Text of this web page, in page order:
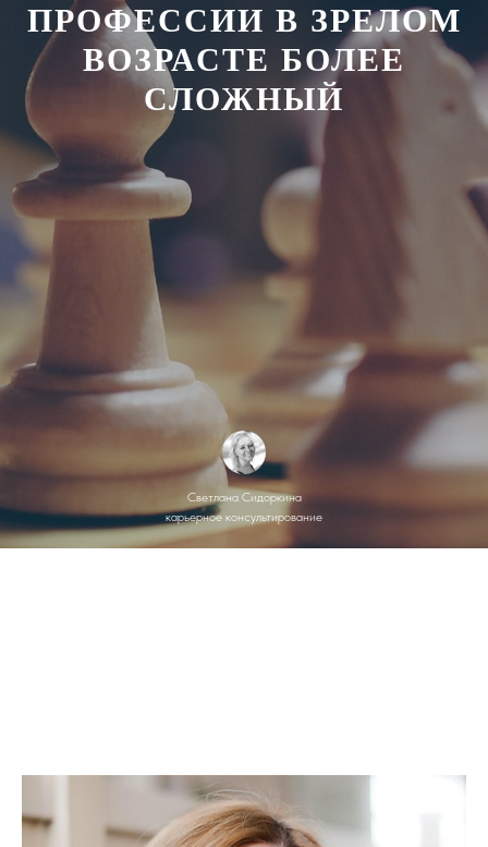
ПРОФЕССИИ В ЗРЕЛОМ
ВОЗРАСТЕ БОЛЕЕ
СЛОЖНЫЙ
Светлана Сидоркина
карьерное консультирование